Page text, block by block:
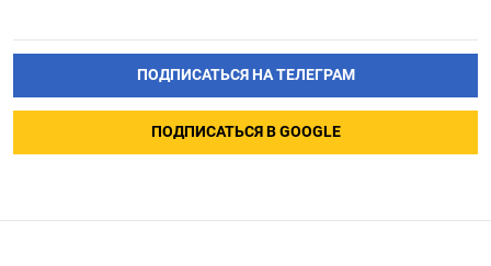
ПОДПИСАТЬСЯ НА ТЕЛЕГРАМ
ПОДПИСАТЬСЯ В GOOGLE